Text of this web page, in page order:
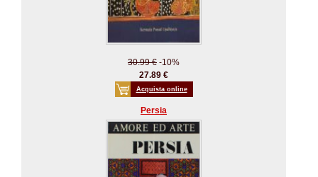
30.99 € -10%
27.89 €
Acquista online
Persia